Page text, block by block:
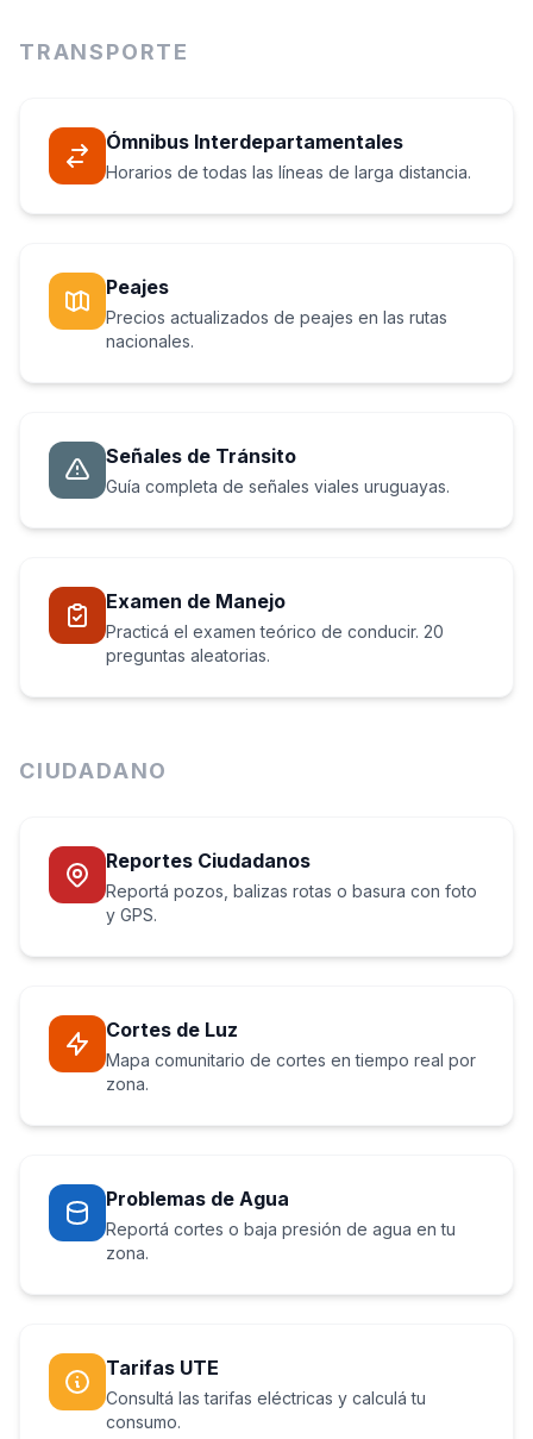
TRANSPORTE
Ómnibus Interdepartamentales
Horarios de todas las líneas de larga distancia.
Peajes
Precios actualizados de peajes en las rutas
nacionales.
Señales de Tránsito
Guía completa de señales viales uruguayas.
Examen de Manejo
Practicá el examen teórico de conducir. 20
preguntas aleatorias.
CIUDADANO
Reportes Ciudadanos
Reportá pozos, balizas rotas o basura con foto
y GPS.
Cortes de Luz
Mapa comunitario de cortes en tiempo real por
zona.
Problemas de Agua
Reportá cortes o baja presión de agua en tu
zona.
Tarifas UTE
Consultá las tarifas eléctricas y calculá tu
consumo.